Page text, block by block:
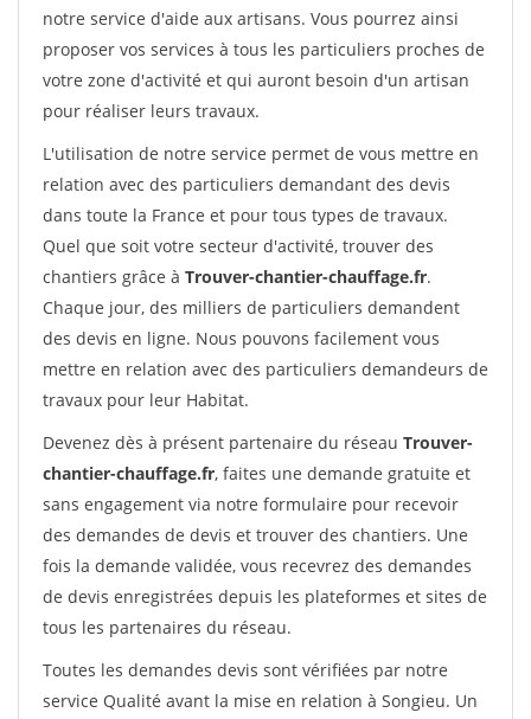
notre service d'aide aux artisans. Vous pourrez ainsi
proposer vos services à tous les particuliers proches de
votre zone d'activité et qui auront besoin d'un artisan
pour réaliser leurs travaux.
L'utilisation de notre service permet de vous mettre en
relation avec des particuliers demandant des devis
dans toute la France et pour tous types de travaux.
Quel que soit votre secteur d'activité, trouver des
chantiers grâce à Trouver-chantier-chauffage.fr.
Chaque jour, des milliers de particuliers demandent
des devis en ligne. Nous pouvons facilement vous
mettre en relation avec des particuliers demandeurs de
travaux pour leur Habitat.
Devenez dès à présent partenaire du réseau Trouver-
chantier-chauffage.fr, faites une demande gratuite et
sans engagement via notre formulaire pour recevoir
des demandes de devis et trouver des chantiers. Une
fois la demande validée, vous recevrez des demandes
de devis enregistrées depuis les plateformes et sites de
tous les partenaires du réseau.
Toutes les demandes devis sont vérifiées par notre
service Qualité avant la mise en relation à Songieu. Un